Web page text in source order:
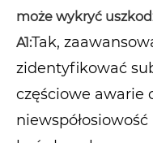
może wykryć
A1:Tak,
zidentyfikować
częściowe awarie